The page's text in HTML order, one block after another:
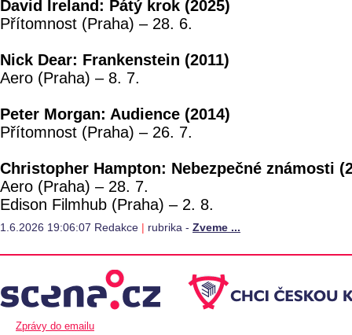
David Ireland: Pátý krok (2025)
Přítomnost (Praha) – 28. 6.
Nick Dear: Frankenstein (2011)
Aero (Praha) – 8. 7.
Peter Morgan: Audience (2014)
Přítomnost (Praha) – 26. 7.
Christopher Hampton: Nebezpečné známosti
Aero (Praha) – 28. 7.
Edison Filmhub (Praha) – 2. 8.
1.6.2026 19:06:07 Redakce | rubrika - Zveme ...
Zprávy do emailu